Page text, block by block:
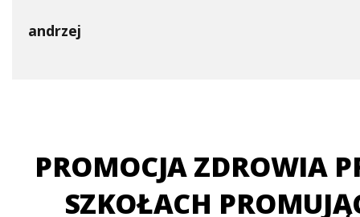
andrzej
PROMOCJA ZDROWIA
SZKOŁACH